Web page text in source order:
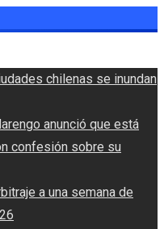
chilenas se inundan
anunció que está
confesión sobre su
a una semana de